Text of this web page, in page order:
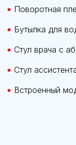
Поворотная
Бутылка для
Стул врача с
Стул
Встроенный